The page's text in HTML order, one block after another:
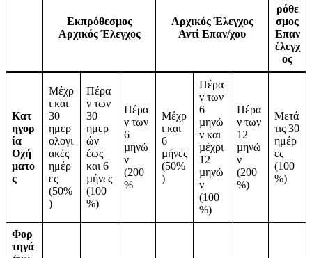
Εκπρόθεσμος
Αρχικός Έλεγχος
Αρχικός Έλεγχος
Αντί Επαν/χου
ρόθε
σμος
Επαν
έλεγχ
ος
Κατ
ηγορ
ία
Οχή
ματο
ς
Μέχρ
ι και
30
ημερ
ολογι
ακές
ημέρ
ες
(50%
)
Πέρα
ν των
30
ημερ
ών
έως
και 6
µήνες
(100
%)
Πέρα
ν των
6
µηνώ
ν
(200
%
Μέχρ
ι και
6
µήνες
(50%
)
Πέρα
ν των
6
µηνώ
ν και
µέχρι
12
µηνώ
ν
(100
%)
Πέρα
ν των
12
µηνώ
ν
(200
%)
Μετά
τις 30
ημέρ
ες
(100
%)
Φορ
τηγά